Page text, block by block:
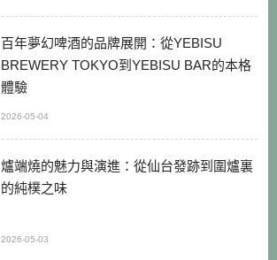
百年夢幻啤酒的品牌展開：從YEBISU
BREWERY TOKYO到YEBISU BAR的本格
體驗
2026-05-04
爐端燒的魅力與演進：從仙台發跡到圍爐裏
的純樸之味
2026-05-03